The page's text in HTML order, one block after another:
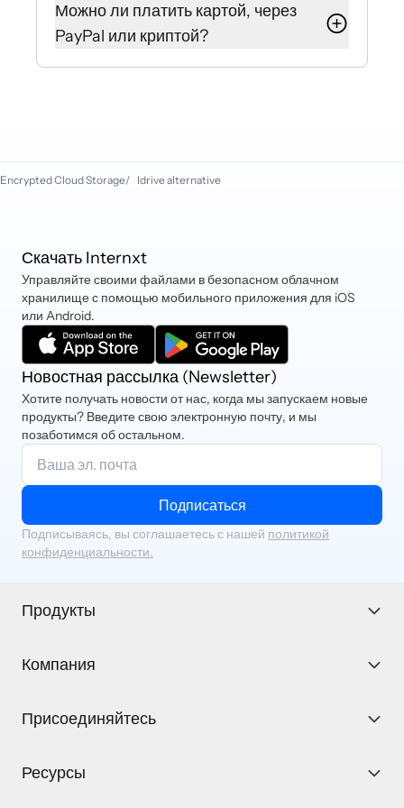
будет добавлено к текущему
автоматически.
Можно ли платить картой, через
PayPal или криптой?
Encrypted Cloud Storage/ Idrive alternative
Скачать Internxt
Управляйте своими файлами в безопасном облачном
хранилище с помощью мобильного приложения для iOS
или Android.
Новостная рассылка (Newsletter)
Хотите получать новости от нас, когда мы запускаем новые
продукты? Введите свою электронную почту, и мы
позаботимся об остальном.
Подписаться
Подписываясь, вы соглашаетесь с нашей политикой
конфиденциальности.
Продукты
Компания
Присоединяйтесь
Ресурсы